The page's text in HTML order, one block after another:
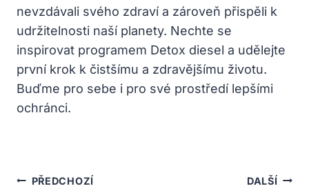
nevzdávali svého zdraví a zároveň přispěli k
udržitelnosti naší planety. Nechte se
inspirovat programem Detox diesel a udělejte
první krok k čistšímu a zdravějšímu životu.
Buďme pro sebe i pro své prostředí lepšími
ochránci.
Navigace
PŘEDCHOZÍ DALŠÍ